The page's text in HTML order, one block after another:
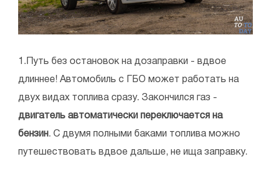
1.Путь без остановок на дозаправки - вдвое
длиннее! Автомобиль с ГБО может работать на
двух видах топлива сразу. Закончился газ -
двигатель автоматически переключается на
бензин. С двумя полными баками топлива можно
путешествовать вдвое дальше, не ища заправку.